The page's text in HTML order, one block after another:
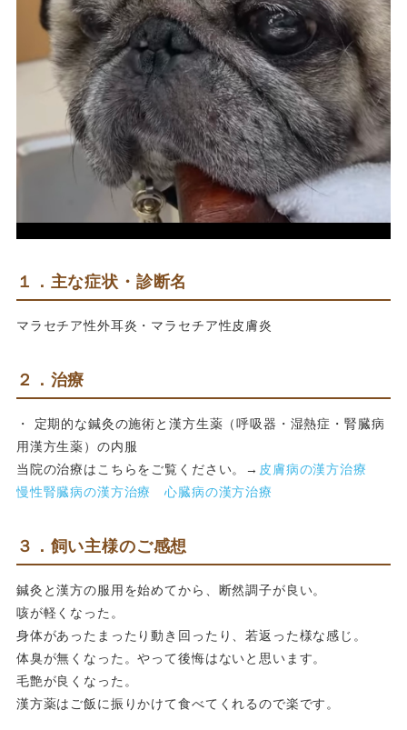
１．主な症状・診断名
マラセチア性外耳炎・マラセチア性皮膚炎
２．治療
・ 定期的な鍼灸の施術と漢方生薬（呼吸器・湿熱症・腎臓病
用漢方生薬）の内服
当院の治療はこちらをご覧ください。→ 皮膚病の漢方治療
慢性腎臓病の漢方治療
心臓病の漢方治療
３．飼い主様のご感想
鍼灸と漢方の服用を始めてから、断然調子が良い。
咳が軽くなった。
身体があったまったり動き回ったり、若返った様な感じ。
体臭が無くなった。やって後悔はないと思います。
毛艶が良くなった。
漢方薬はご飯に振りかけて食べてくれるので楽です。